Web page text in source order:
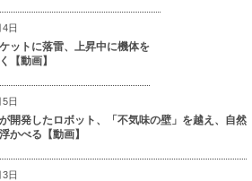
日
ットに落雷、上昇中に機体を
【動画】
日
開発したロボット、「不気味の壁」を越え、自然
かべる【動画】
日